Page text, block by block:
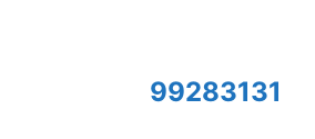
99283131